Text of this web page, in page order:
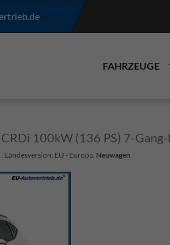
FAHRZEUGE
CRDi 100kW (136 PS) 7-
, Landesversion: EU - Europa, Neuwagen